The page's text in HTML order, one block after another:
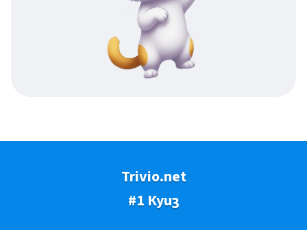
Trivio.net
#1 Куиз